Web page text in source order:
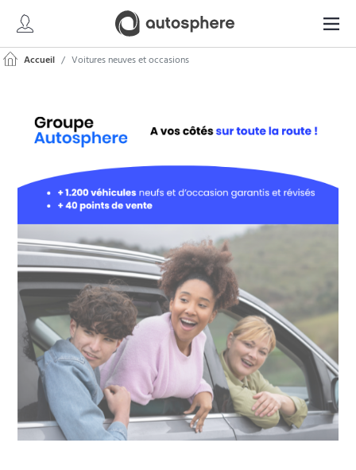
Accueil Voitures neuves et occasions